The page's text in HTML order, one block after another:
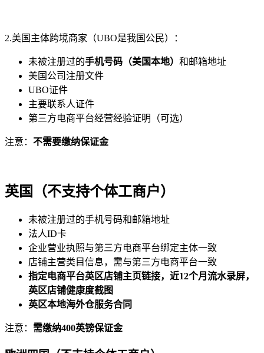
2.美国主体跨境商家（UBO是我国公民）：
未被注册过的手机号码（美国本地） 和邮箱地址
美国公司注册文件
UBO证件
主要联系人证件
第三方电商平台经营经验证明（可选）
注意： 不需要缴纳保证金
英国 （不支持个体工商户）
未被注册过的手机号码和邮箱地址
法人ID卡
企业营业执照与第三方电商平台绑定主体一致
店铺主营类目信息，需与第三方电商平台一致
指定电商平台英区店铺主页链接，近12个月流水录屏，
英区店铺健康度截图
英区本地海外仓服务合同
注意： 需缴纳400英镑保证金